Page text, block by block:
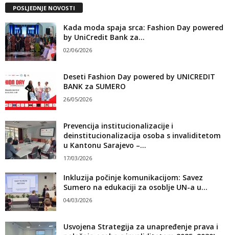
POSLJEDNJE NOVOSTI
Kada moda spaja srca: Fashion Day powered
by UniCredit Bank za...
02/06/2026
Deseti Fashion Day powered by UNICREDIT
BANK za SUMERO
26/05/2026
Prevencija institucionalizacije i
deinstitucionalizacija osoba s invaliditetom
u Kantonu Sarajevo –...
17/03/2026
Inkluzija počinje komunikacijom: Savez
Sumero na edukaciji za osoblje UN-a u...
04/03/2026
Usvojena Strategija za unapređenje prava i